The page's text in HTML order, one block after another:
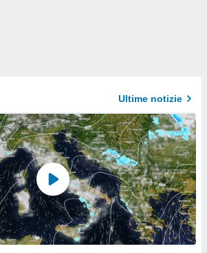
Ultime notizie